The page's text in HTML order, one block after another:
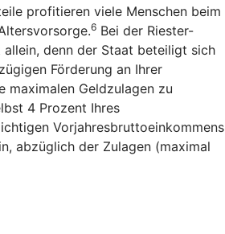
profitieren viele Menschen beim
6 Bei der Riester-
allein, denn der Staat beteiligt sich
Förderung an Ihrer
maximalen Geldzulagen zu
4 Prozent Ihres
Vorjahresbruttoeinkommens
abzüglich der Zulagen (maximal